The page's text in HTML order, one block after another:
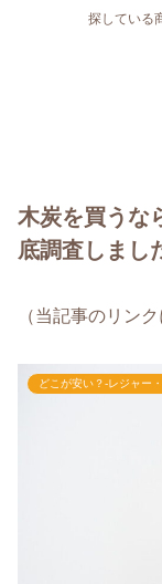
探している
木炭を買うな
底調査しまし
（当記事のリン
どこが安い？-レジャー